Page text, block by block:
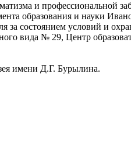
и профессиональной
образования и науки
состоянием условий и
вида № 29, Центр
имени Д.Г. Бурылина.